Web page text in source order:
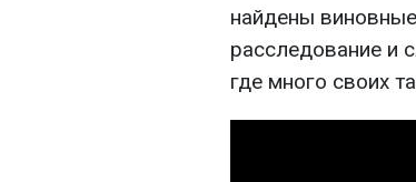
найдены
расследование и
где много своих